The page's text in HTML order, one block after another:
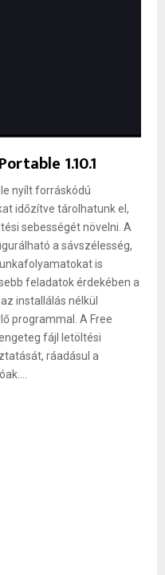
1.10.1
nyílt forráskódú
időzítve tárolhatunk el,
sebességét növelni. A
a sávszélesség,
is
feladatok érdekében a
installálás nélkül
programmal. A Free
fájl letöltési
ráadásul a